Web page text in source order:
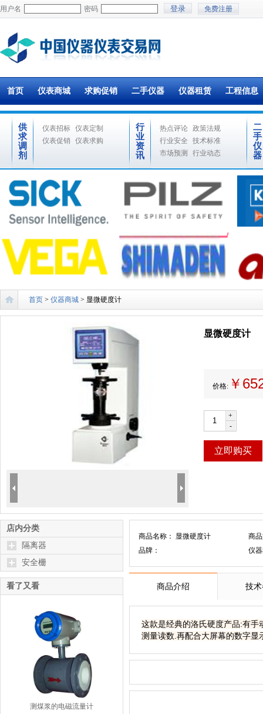
用户名 密码 免费注册
首页 仪表商城 求购促销 二手仪器 仪器租赁 工程信息
供
求
调
剂
仪表招标 仪表定制
仪表促销
仪表求购
行
业
资
讯
热点评论 政策法规
行业安全
技术标准
市场预测
行业动态
二
手
仪
器
首页 > 仪器商城 > 显微硬度计
显微硬度计
价格: ￥
+
-
立即购买
店内分类
隔离器
安全栅
看了又看
测煤浆的电磁流量计
商品名称： 显微硬度计
商
品牌：
仪
商品介绍 技
这款是经典的洛氏硬度产品:有
测量读数.再配合大屏幕的数字显